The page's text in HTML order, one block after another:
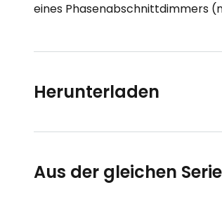
eines Phasenabschnittdimmers
Herunterladen
Aus der gleichen Serie